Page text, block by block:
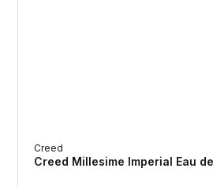
Creed
Creed Millesime Imperial Eau